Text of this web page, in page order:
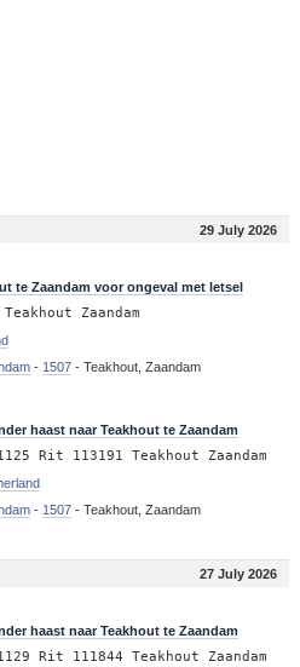
29 July 2026
te Zaandam voor ongeval met letsel
Zaandam
- 1507- Teakhout, Zaandam
haast naar Teakhout te Zaandam
Rit 113191 Teakhout Zaandam
- 1507- Teakhout, Zaandam
27 July 2026
haast naar Teakhout te Zaandam
Rit 111844 Teakhout Zaandam